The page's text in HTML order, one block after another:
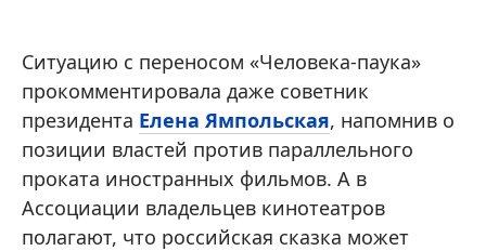
Ситуацию с переносом «Человека-паука»
прокомментировала даже советник
президента Елена Ямпольская, напомнив о
позиции властей против параллельного
проката иностранных фильмов. А в
Ассоциации владельцев кинотеатров
полагают, что российская сказка может